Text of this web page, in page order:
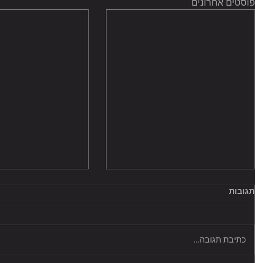
תגובות
כתיבת תגובה...